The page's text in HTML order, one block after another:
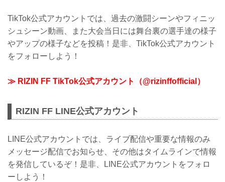
TikTok公式アカウントでは、過去の激闘シーンやフィニッ
シュシーン動画、また大会当日には舞台裏の選手達の様子
やアップの様子などを投稿！是非、TikTok公式アカウント
をフォローしよう！
≫ RIZIN FF TikTok公式アカウント（@rizinffofficial）
RIZIN FF LINE公式アカウント
LINE公式アカウントでは、ライブ配信や重要な情報のみ
メッセージ配信でお知らせ、その他はタイムラインで情報
を発信しているぞ！是非、LINE公式アカウントをフォロ
ーしよう！